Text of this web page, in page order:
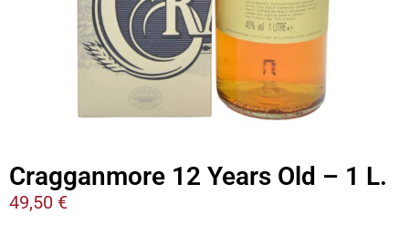
Cragganmore 12 Years Old – 1 L.
49,50 €